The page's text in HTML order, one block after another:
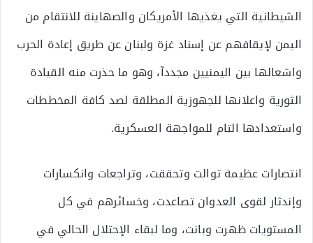
الشيطانية التي يغذيها الأمريكان والصهاينة للانتقام من
اليمن لإيقافهم عن إسناد غزة ولبنان عن طريق إعادة الحرب
واشعالها بين اليمنيين مجددآ، وهو ما حذرت منه القيادة
الثورية واعلانها للجهوزية المطلقة لصد كافة المخططات
واستعدادها التام للمواجهة العسكرية.
انتصارات عظيمة توالت وتحققت، وتراجعات وانكسارات
وإندثار لقوى العدوان تصاعدت، وخسائرهم في كل
المستويات ظهرت وبانت، وما لبقاء الإحتلال الحالي في